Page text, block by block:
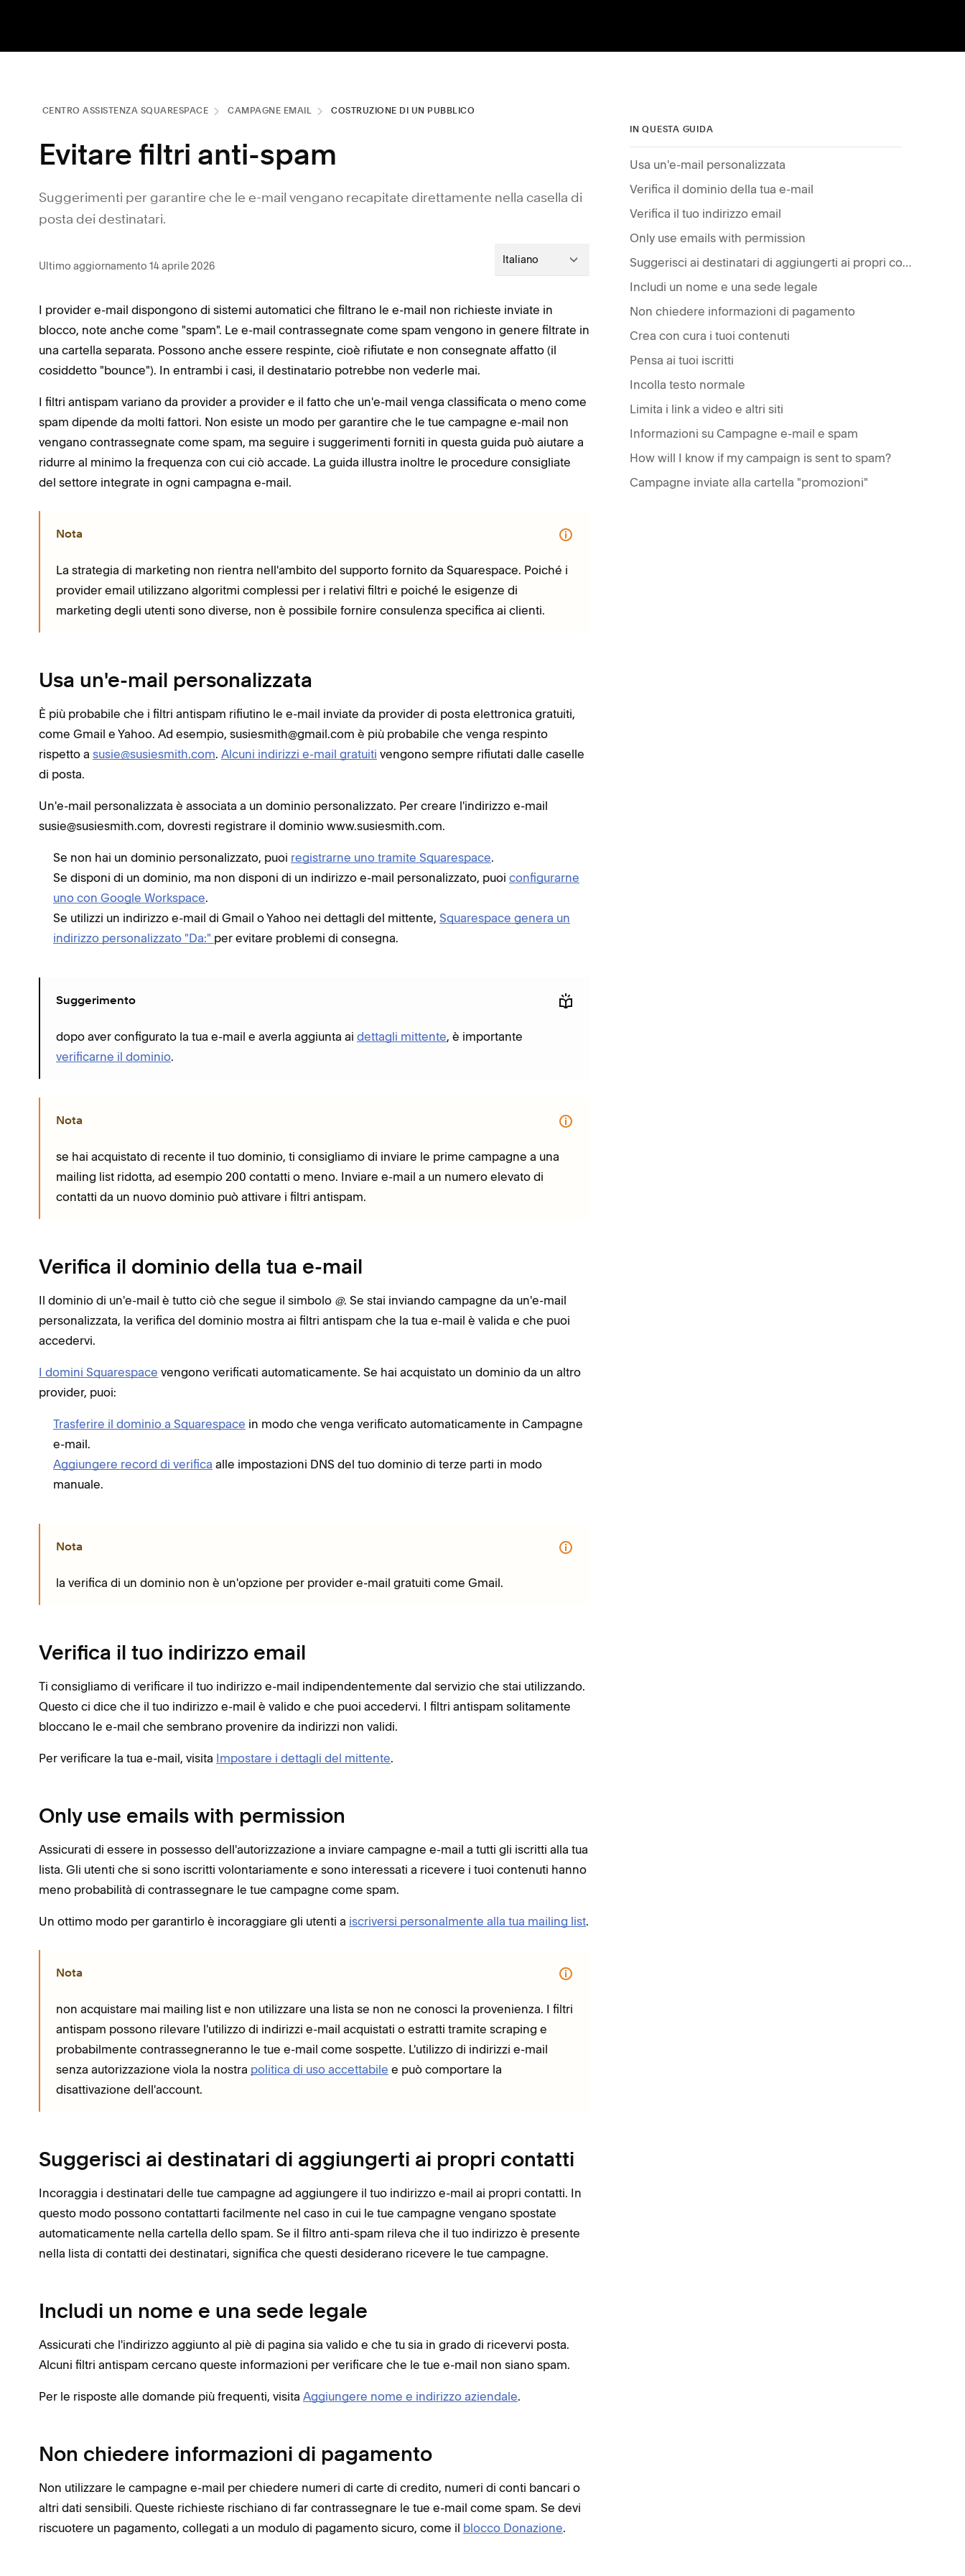
CENTRO ASSISTENZA SQUARESPACE CAMPAGNE EMAIL COSTRUZIONE DI UN PUBBLICO
Evitare filtri anti-spam
Suggerimenti per garantire che le e-mail vengano recapitate direttamente nella casella di
posta dei destinatari.
Ultimo aggiornamento 14 aprile 2026 Italiano
I provider e-mail dispongono di sistemi automatici che filtrano le e-mail non richieste inviate in
blocco, note anche come "spam". Le e-mail contrassegnate come spam vengono in genere filtrate in
una cartella separata. Possono anche essere respinte, cioè rifiutate e non consegnate affatto (il
cosiddetto "bounce"). In entrambi i casi, il destinatario potrebbe non vederle mai.
I filtri antispam variano da provider a provider e il fatto che un'e-mail venga classificata o meno come
spam dipende da molti fattori. Non esiste un modo per garantire che le tue campagne e-mail non
vengano contrassegnate come spam, ma seguire i suggerimenti forniti in questa guida può aiutare a
ridurre al minimo la frequenza con cui ciò accade. La guida illustra inoltre le procedure consigliate
del settore integrate in ogni campagna e-mail.
Nota
La strategia di marketing non rientra nell'ambito del supporto fornito da Squarespace. Poiché i
provider email utilizzano algoritmi complessi per i relativi filtri e poiché le esigenze di
marketing degli utenti sono diverse, non è possibile fornire consulenza specifica ai clienti.
Usa un'e-mail personalizzata
È più probabile che i filtri antispam rifiutino le e-mail inviate da provider di posta elettronica gratuiti,
come Gmail e Yahoo. Ad esempio, susiesmith@gmail.com è più probabile che venga respinto
rispetto a susie@susiesmith.com. Alcuni indirizzi e-mail gratuiti vengono sempre rifiutati dalle caselle
di posta.
Un'e-mail personalizzata è associata a un dominio personalizzato. Per creare l'indirizzo e-mail
susie@susiesmith.com, dovresti registrare il dominio www.susiesmith.com.
Se non hai un dominio personalizzato, puoi registrarne uno tramite Squarespace.
Se disponi di un dominio, ma non disponi di un indirizzo e-mail personalizzato, puoi configurarne
uno con Google Workspace.
Se utilizzi un indirizzo e-mail di Gmail o Yahoo nei dettagli del mittente, Squarespace genera un
indirizzo personalizzato "Da:" per evitare problemi di consegna.
Suggerimento
dopo aver configurato la tua e-mail e averla aggiunta ai dettagli mittente, è importante
verificarne il dominio.
Nota
se hai acquistato di recente il tuo dominio, ti consigliamo di inviare le prime campagne a una
mailing list ridotta, ad esempio 200 contatti o meno. Inviare e-mail a un numero elevato di
contatti da un nuovo dominio può attivare i filtri antispam.
Verifica il dominio della tua e-mail
Il dominio di un'e-mail è tutto ciò che segue il simbolo @. Se stai inviando campagne da un'e-mail
personalizzata, la verifica del dominio mostra ai filtri antispam che la tua e-mail è valida e che puoi
accedervi.
I domini Squarespace vengono verificati automaticamente. Se hai acquistato un dominio da un altro
provider, puoi:
Trasferire il dominio a Squarespace in modo che venga verificato automaticamente in Campagne
e-mail.
Aggiungere record di verifica alle impostazioni DNS del tuo dominio di terze parti in modo
manuale.
Nota
la verifica di un dominio non è un'opzione per provider e-mail gratuiti come Gmail.
Verifica il tuo indirizzo email
Ti consigliamo di verificare il tuo indirizzo e-mail indipendentemente dal servizio che stai utilizzando.
Questo ci dice che il tuo indirizzo e-mail è valido e che puoi accedervi. I filtri antispam solitamente
bloccano le e-mail che sembrano provenire da indirizzi non validi.
Per verificare la tua e-mail, visita Impostare i dettagli del mittente.
Only use emails with permission
Assicurati di essere in possesso dell'autorizzazione a inviare campagne e-mail a tutti gli iscritti alla tua
lista. Gli utenti che si sono iscritti volontariamente e sono interessati a ricevere i tuoi contenuti hanno
meno probabilità di contrassegnare le tue campagne come spam.
Un ottimo modo per garantirlo è incoraggiare gli utenti a iscriversi personalmente alla tua mailing list.
Nota
non acquistare mai mailing list e non utilizzare una lista se non ne conosci la provenienza. I filtri
antispam possono rilevare l'utilizzo di indirizzi e-mail acquistati o estratti tramite scraping e
probabilmente contrassegneranno le tue e-mail come sospette. L'utilizzo di indirizzi e-mail
senza autorizzazione viola la nostra politica di uso accettabile e può comportare la
disattivazione dell'account.
Suggerisci ai destinatari di aggiungerti ai propri contatti
Incoraggia i destinatari delle tue campagne ad aggiungere il tuo indirizzo e-mail ai propri contatti. In
questo modo possono contattarti facilmente nel caso in cui le tue campagne vengano spostate
automaticamente nella cartella dello spam. Se il filtro anti-spam rileva che il tuo indirizzo è presente
nella lista di contatti dei destinatari, significa che questi desiderano ricevere le tue campagne.
Includi un nome e una sede legale
Assicurati che l'indirizzo aggiunto al piè di pagina sia valido e che tu sia in grado di ricevervi posta.
Alcuni filtri antispam cercano queste informazioni per verificare che le tue e-mail non siano spam.
Per le risposte alle domande più frequenti, visita Aggiungere nome e indirizzo aziendale.
Non chiedere informazioni di pagamento
Non utilizzare le campagne e-mail per chiedere numeri di carte di credito, numeri di conti bancari o
altri dati sensibili. Queste richieste rischiano di far contrassegnare le tue e-mail come spam. Se devi
riscuotere un pagamento, collegati a un modulo di pagamento sicuro, come il blocco Donazione.
IN QUESTA GUIDA
Usa un'e-mail personalizzata
Verifica il dominio della tua e-mail
Verifica il tuo indirizzo email
Only use emails with permission
Suggerisci ai destinatari di aggiungerti ai propri contatti
Includi un nome e una sede legale
Non chiedere informazioni di pagamento
Crea con cura i tuoi contenuti
Pensa ai tuoi iscritti
Incolla testo normale
Limita i link a video e altri siti
Informazioni su Campagne e-mail e spam
How will I know if my campaign is sent to spam?
Campagne inviate alla cartella "promozioni"